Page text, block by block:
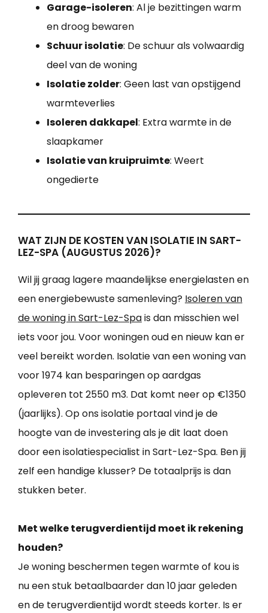
Garage-isoleren: Al je bezittingen warm
en droog bewaren
Schuur isolatie: De schuur als volwaardig
deel van de woning
Isolatie zolder: Geen last van opstijgend
warmteverlies
Isoleren dakkapel: Extra warmte in de
slaapkamer
Isolatie van kruipruimte: Weert
ongedierte
WAT ZIJN DE KOSTEN VAN ISOLATIE IN SART-
LEZ-SPA (AUGUSTUS 2026)?
Wil jij graag lagere maandelijkse energielasten en
een energiebewuste samenleving? Isoleren van
de woning in Sart-Lez-Spais dan misschien wel
iets voor jou. Voor woningen oud en nieuw kan er
veel bereikt worden. Isolatie van een woning van
voor 1974 kan besparingen op aardgas
opleveren tot 2550 m3. Dat komt neer op €1350
(jaarlijks). Op ons isolatie portaal vind je de
hoogte van de investering als je dit laat doen
door een isolatiespecialist in Sart-Lez-Spa. Ben jij
zelf een handige klusser? De totaalprijs is dan
stukken beter.
Met welke terugverdientijd moet ik rekening
houden?
Je woning beschermen tegen warmte of kou is
nu een stuk betaalbaarder dan 10 jaar geleden
en de terugverdientijd wordt steeds korter. Is er